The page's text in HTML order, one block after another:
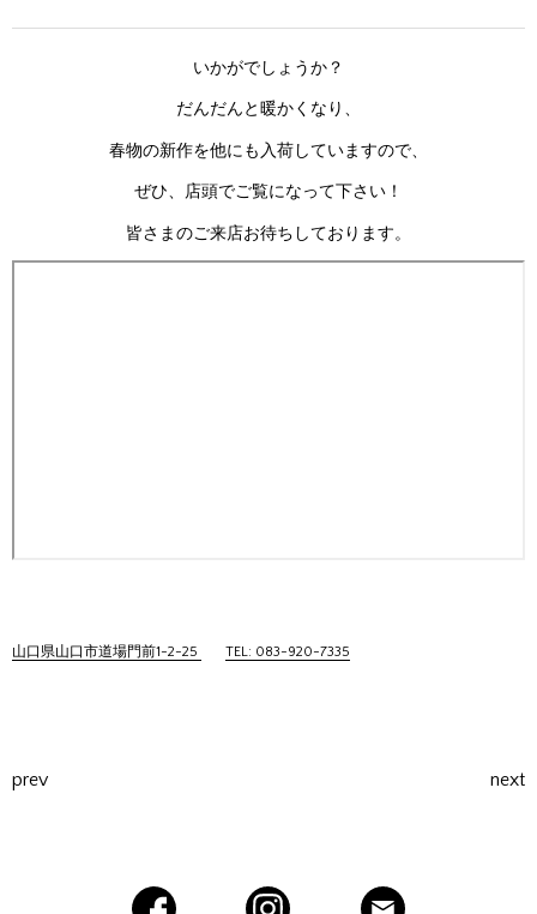
いかがでしょうか？
だんだんと暖かくなり、
春物の新作を他にも入荷していますので、
ぜひ、店頭でご覧になって下さい！
皆さまのご来店お待ちしております。
山口県山口市道場門前1-2-25 TEL: 083-920-7335
prev next